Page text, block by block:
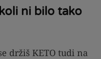
ni bilo tako
držiš KETO tudi na